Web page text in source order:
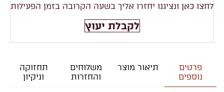
לחצו כאן ונציגנו יחזרו אליך בשעה הקרובה בזמן הפעילות
לקבלת יעוץ
פרטים
נוספים
תיאור מוצר
משלוחים
והחזרות
תחזוקה
וניקיון